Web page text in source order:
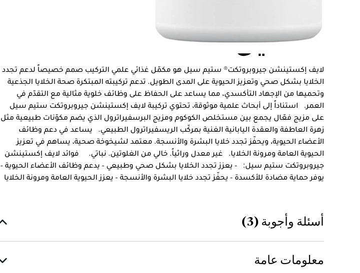
تفاصيل
لايف إكستينشن جيروبروتكت® ستيم سيل هو مكمّل غذائي علمي التركيب صمم خصيصاً لدعم تجدد
الخلايا بشكل صحي وتعزيز الحيوية على المدى الطويل. تدعم تركيبته المبتكرة صحة الخلايا الجذعية
وتحميها من الإجهاد التأكسدي، مما يساعد على الحفاظ على وظائف خلوية مثالية مع التقدّم في
العمر. استناداً إلى أبحاث علمية موثوقة، تحتوي تركيبة لايف إكستينشن جيروبروتكت ستيم سيل
على مزيج فعّال يجمع بين مستخلص الكوكوم ومزيج البرسفيراترول الذي يضم مكوّنات طبيعية مثل
زهرة العاطفة والعقدة اليابانية الغنية بمركّب الريسفيراترول الطبيعي. يساعد في دعم وظائف
الأعضاء الحيوية، ويحفّز تجدد خلايا البشرة والأنسجة. معتمد لشيخوخة صحية، يساهم في تعزيز
الحيوية العامة ومرونة الخلايا. غير معدل وراثياً. خالي من الغلوتين. نباتي. فوائد لايف إكستينشن
جيروبروتكت ستيم سيل: - يعزز تجدد الخلايا بشكل صحي وطبيعي - يدعم وظائف الأعضاء الحيوية -
يوفر حماية مضادة للأكسدة - يحفّز تجدد خلايا البشرة والأنسجة - يعزز الحيوية العامة ومرونة الخلايا
أسئلة وأجوبة (3)
معلومات عامة